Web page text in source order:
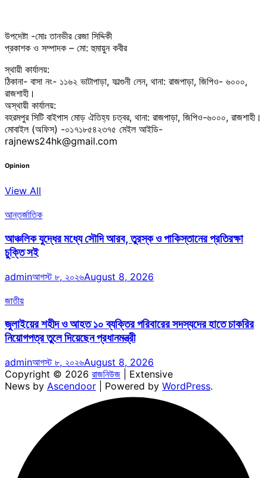
উপদেষ্টা -মোঃ তানভীর রেজা সিদ্দিকী
প্রকাশক ও সম্পাদক – মো: হুমায়ুন কবীর
স্থায়ী কার্যালয়:
ঠিকানা- বাসা নং- ১১৬২ ভাটাপাড়া, ফাল্গুনী লেন, থানা: রাজপাড়া, জিপিও- ৬০০০,
রাজশাহী।
অস্থায়ী কার্যালয়:
বহরমপুর সিটি বাইপাস মোড় ঐতিহ্য চত্বর, থানা: রাজপাড়া, জিপিও-৬০০০, রাজশাহী।
মোবাইল (অফিস) -০১৭১৮৫৪২৩৭৫ মেইল আইডি-
rajnews24hk@gmail.com
Opinion
View All
আন্তর্জাতিক
আঞ্চলিক যুদ্ধের মধ্যে সৌদি আরব, তুরস্ক ও পাকিস্তানের প্রতিরক্ষা
চুক্তি সই
adminআগস্ট ৮, ২০২৬August 8, 2026
জাতীয়
জুলাইয়ের শহীদ ও আহত ১০ ব্যক্তির পরিবারের সদস্যদের হাতে চাকরির
নিয়োগপত্র তুলে দিয়েছেন প্রধানমন্ত্রী
adminআগস্ট ৮, ২০২৬August 8, 2026
Copyright © 2026 রাজনিউজ | Extensive
News by Ascendoor | Powered by WordPress.